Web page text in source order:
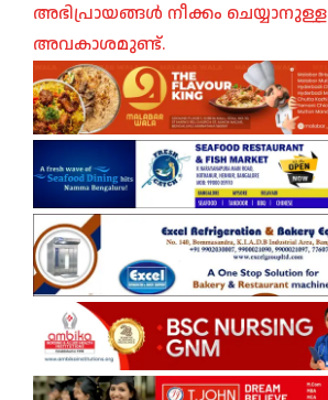
അഭിപ്രായങ്ങൾ നീക്കം ചെയ്യാനുള്ള
അവകാശമുണ്ട്.